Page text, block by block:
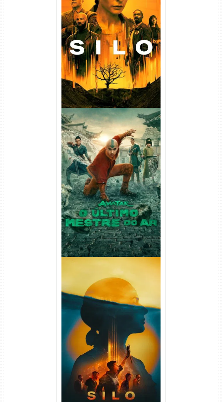
Silo 1ª Temporada Torrent
(2023) WEB-DL
720p/1080p/4K Dual Áudio
Avatar: O Último Mestre do
Ar 2ª Temporada Torrent
(2026) WEB-DL 1080p Dual
Áudio
Silo 2ª Temporada (2024)
WEB-DL 1080p Dual Áudio